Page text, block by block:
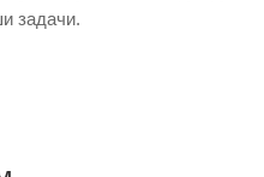
задачи.